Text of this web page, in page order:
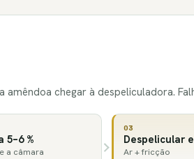
chegar à despeliculadora.
5–6 %
a câmara
03
Despelicular
Ar + fricção